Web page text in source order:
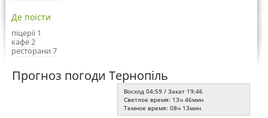
Де поїсти
піцерії 1
кафе 2
ресторани 7
Прогноз погоди Тернопіль
Восход 04:59 / Закат 19:46
Светлое время: 13ч 46мин
Темное время: 08ч 13мин